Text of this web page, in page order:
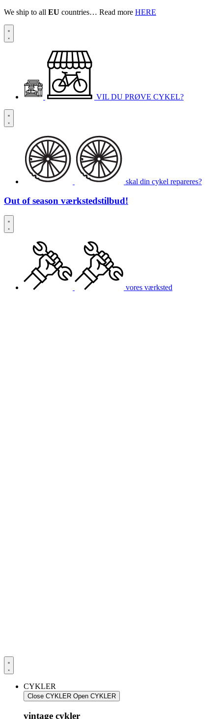
We ship to all EU countries… Read more HERE
VIL DU PRØVE CYKEL?
skal din cykel repareres?
Out of season værkstedstilbud!
vores værksted
CYKLER
Close CYKLER Open CYKLER
vintage cykler